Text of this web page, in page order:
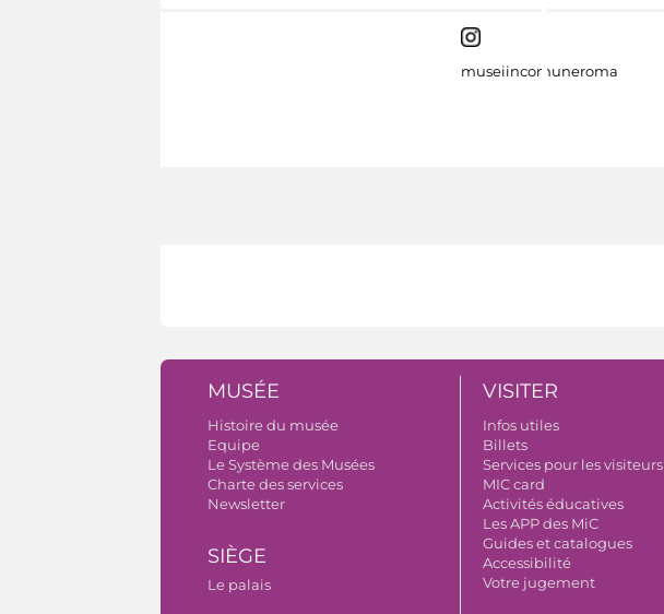
museiincomuneroma
MUSÉE
Histoire du musée
Equipe
Le Système des Musées
Charte des services
Newsletter
SIÈGE
Le palais
VISITER
Infos utiles
Billets
Services pour les visiteurs
MIC card
Activités éducatives
Les APP des MiC
Guides et catalogues
Accessibilité
Votre jugement